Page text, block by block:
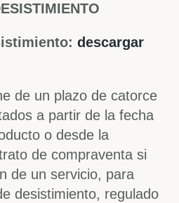
descargar
de un plazo de catorce
a partir de la fecha
o desde la
de compraventa si
de un servicio, para
desistimiento, regulado